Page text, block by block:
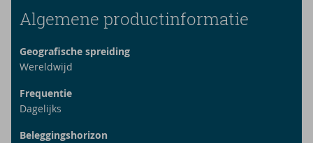
Algemene productinformatie
Geografische spreiding
Wereldwijd
Frequentie
Dagelijks
Beleggingshorizon